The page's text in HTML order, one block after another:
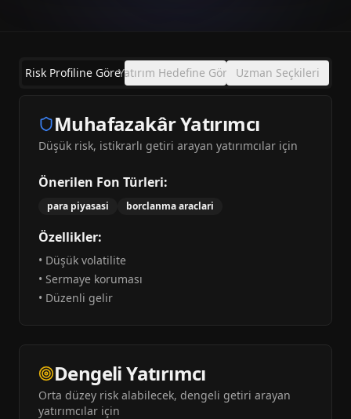
Risk Profiline GöreYatırım Hedefine Göre Uzman Seçkileri
Muhafazakâr Yatırımcı
Düşük risk, istikrarlı getiri arayan yatırımcılar için
Önerilen Fon Türleri:
para piyasasi borclanma araclari
Özellikler:
• Düşük volatilite
• Sermaye koruması
• Düzenli gelir
Dengeli Yatırımcı
Orta düzey risk alabilecek, dengeli getiri arayan
yatırımcılar için